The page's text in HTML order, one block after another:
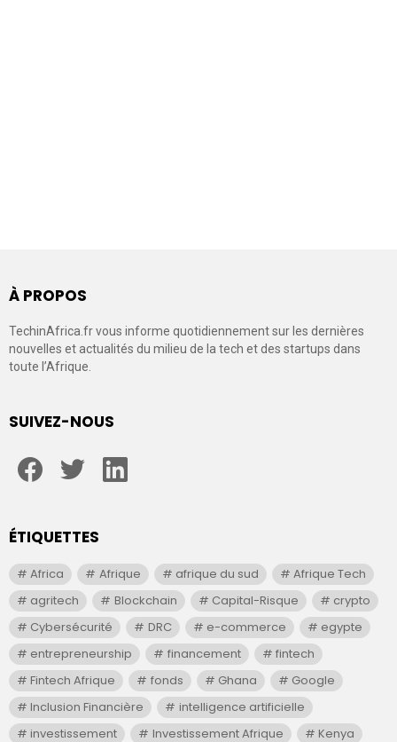
À PROPOS
TechinAfrica.fr vous informe quotidiennement sur les dernières
nouvelles et actualités du milieu de la tech et des startups dans
toute l’Afrique.
SUIVEZ-NOUS
ÉTIQUETTES
Africa Afrique afrique du sud
Afrique Tech
agritech
Blockchain Capital-Risque
crypto
Cybersécurité
DRC e-commerce
egypte
entrepreneurship
financement
fintech
Fintech Afrique
fonds Ghana
Google
Inclusion Financière
intelligence artificielle
investissement
Investissement Afrique Kenya